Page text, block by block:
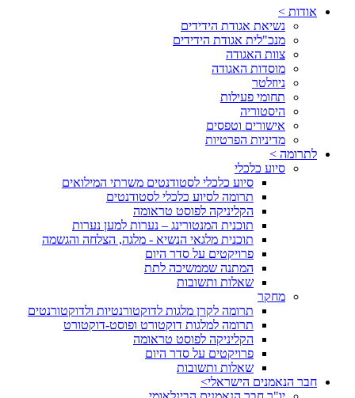
אודות >
נשיאת אגודת הידידים
מנכ"לית אגודת הידידים
צוות האגודה
מוסדות האגודה
ניוזלטר
תחומי פעילות
היסטוריה
אישורים וטפסים
מדיניות הפרטיות
לתרומה >
סיוע כלכלי
סיוע כלכלי לסטודנטים משרתי המילואים
תרומה לסיוע כלכלי לסטודנטים
הקליניקה לפוסט טראומה
תוכנית המנטורינג – נערות למען נערות
תוכנית מלגאי הנשיא - מלגה, הצלחה והגשמה
פרויקטים על סדר היום
המתנה שממשיכה לתת
שאלות ותשובות
מחקר
תרומה לקרן מלגות לדוקטורנטיות ולדוקטורנטים
תרומה למלגות דוקטורט ופוסט-דוקטורט
הקליניקה לפוסט טראומה
פרויקטים על סדר היום
שאלות ותשובות
חבר הנאמנים הישראלי>